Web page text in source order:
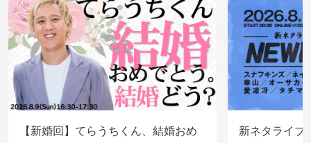
【新婚回】てらうちくん、結婚おめ
新ネタライ